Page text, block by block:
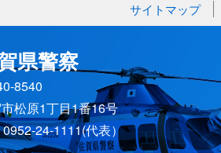
サイトマップ
県警察
8540
松原1丁目1番16号
24-1111(代表）